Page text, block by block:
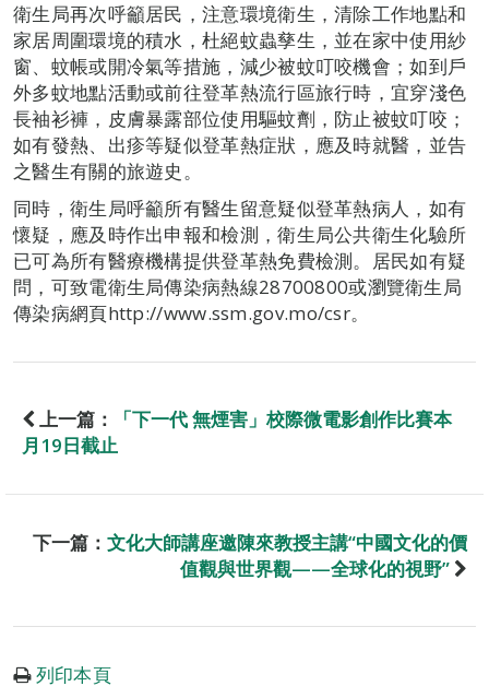
衛生局再次呼籲居民，注意環境衛生，清除工作地點和
家居周圍環境的積水，杜絕蚊蟲孳生，並在家中使用紗
窗、蚊帳或開冷氣等措施，減少被蚊叮咬機會；如到戶
外多蚊地點活動或前往登革熱流行區旅行時，宜穿淺色
長袖衫褲，皮膚暴露部位使用驅蚊劑，防止被蚊叮咬；
如有發熱、出疹等疑似登革熱症狀，應及時就醫，並告
之醫生有關的旅遊史。
同時，衛生局呼籲所有醫生留意疑似登革熱病人，如有
懷疑，應及時作出申報和檢測，衛生局公共衛生化驗所
已可為所有醫療機構提供登革熱免費檢測。居民如有疑
問，可致電衛生局傳染病熱線28700800或瀏覽衛生局
傳染病網頁http://www.ssm.gov.mo/csr。
上一篇：
「下一代 無煙害」校際微電影創作比賽本
月19日截止
下一篇： 文化大師講座邀陳來教授主講“中國文化的價
值觀與世界觀——全球化的視野”
列印本頁